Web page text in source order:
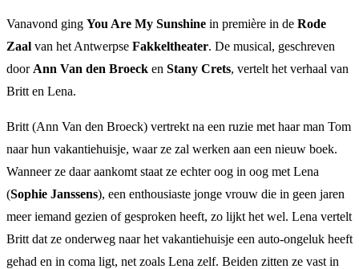
Vanavond ging You Are My Sunshine in première in de Rode
Zaal van het Antwerpse Fakkeltheater. De musical, geschreven
door Ann Van den Broeck en Stany Crets, vertelt het verhaal van
Britt en Lena.
Britt (Ann Van den Broeck) vertrekt na een ruzie met haar man Tom
naar hun vakantiehuisje, waar ze zal werken aan een nieuw boek.
Wanneer ze daar aankomt staat ze echter oog in oog met Lena
(Sophie Janssens), een enthousiaste jonge vrouw die in geen jaren
meer iemand gezien of gesproken heeft, zo lijkt het wel. Lena vertelt
Britt dat ze onderweg naar het vakantiehuisje een auto-ongeluk heeft
gehad en in coma ligt, net zoals Lena zelf. Beiden zitten ze vast in